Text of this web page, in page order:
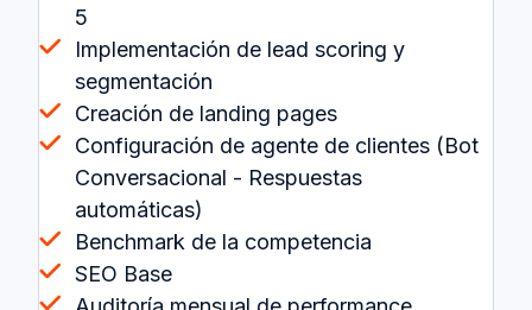
5
Implementación de lead scoring y
segmentación
Creación de landing pages
Configuración de agente de clientes (Bot
Conversacional - Respuestas
automáticas)
Benchmark de la competencia
SEO Base